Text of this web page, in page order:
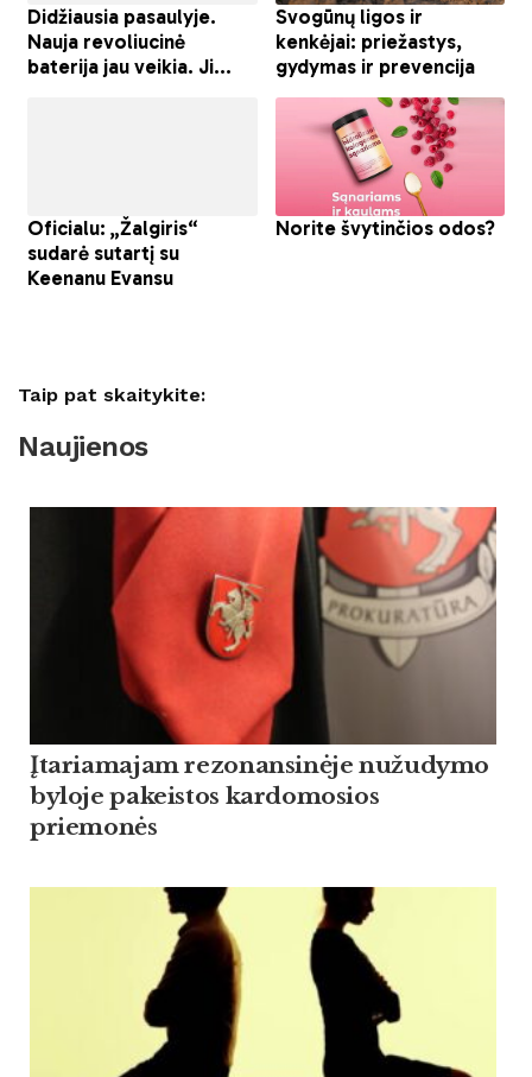
Taip pat skaitykite:
Naujienos
Įtariamajam rezonansinėje nužudymo
byloje pakeistos kardomosios
priemonės